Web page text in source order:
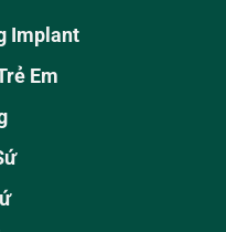
Implant
Em